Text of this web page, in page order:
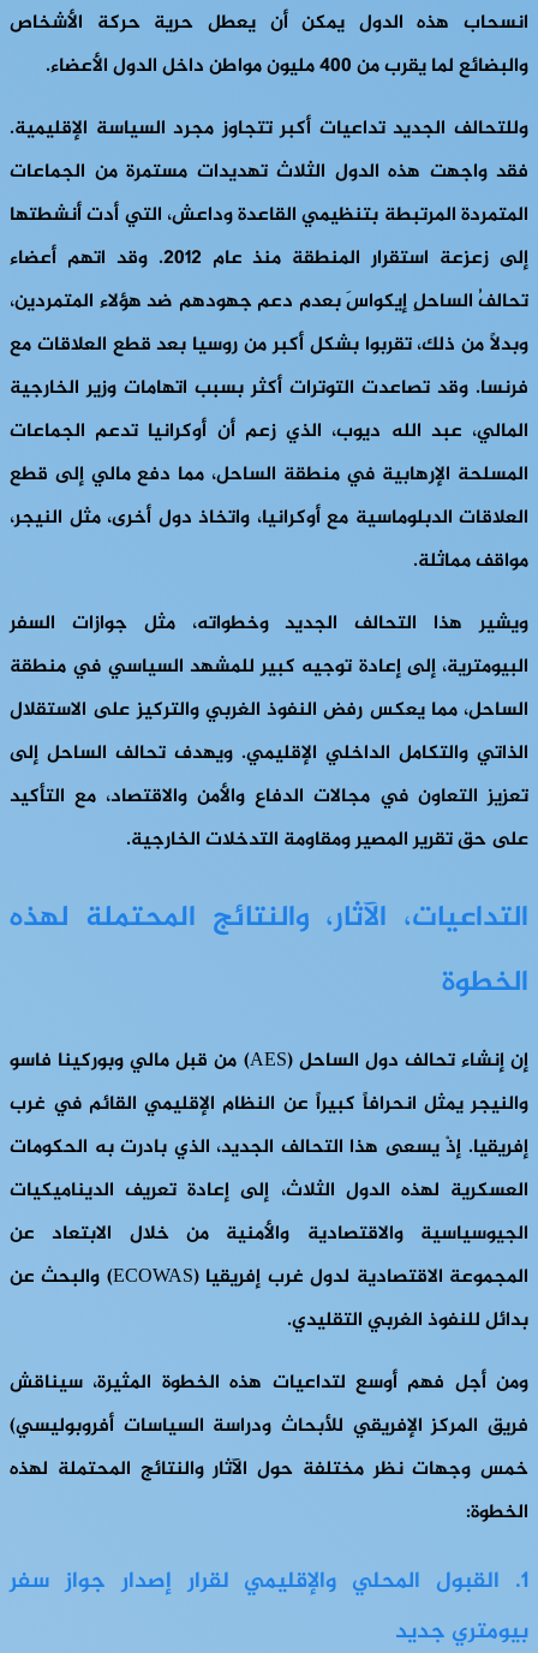
انسحاب هذه الدول يمكن أن يعطل حرية حركة الأشخاص
والبضائع لما يقرب من 400 مليون مواطن داخل الدول الأعضاء.
وللتحالف الجديد تداعيات أكبر تتجاوز مجرد السياسة الإقليمية.
فقد واجهت هذه الدول الثلاث تهديدات مستمرة من الجماعات
المتمردة المرتبطة بتنظيمي القاعدة وداعش، التي أدت أنشطتها
إلى زعزعة استقرار المنطقة منذ عام 2012. وقد اتهم أعضاء
تحالفُ الساحلِ إيكواسَ بعدم دعم جهودهم ضد هؤلاء المتمردين،
وبدلاً من ذلك، تقربوا بشكل أكبر من روسيا بعد قطع العلاقات مع
فرنسا. وقد تصاعدت التوترات أكثر بسبب اتهامات وزير الخارجية
المالي، عبد الله ديوب، الذي زعم أن أوكرانيا تدعم الجماعات
المسلحة الإرهابية في منطقة الساحل، مما دفع مالي إلى قطع
العلاقات الدبلوماسية مع أوكرانيا، واتخاذ دول أخرى، مثل النيجر،
مواقف مماثلة.
ويشير هذا التحالف الجديد وخطواته، مثل جوازات السفر
البيومترية، إلى إعادة توجيه كبير للمشهد السياسي في منطقة
الساحل، مما يعكس رفض النفوذ الغربي والتركيز على الاستقلال
الذاتي والتكامل الداخلي الإقليمي. ويهدف تحالف الساحل إلى
تعزيز التعاون في مجالات الدفاع والأمن والاقتصاد، مع التأكيد
على حق تقرير المصير ومقاومة التدخلات الخارجية.
التداعيات، الآثار، والنتائج المحتملة لهذه
الخطوة
إن إنشاء تحالف دول الساحل (AES) من قبل مالي وبوركينا فاسو
والنيجر يمثل انحرافاً كبيراً عن النظام الإقليمي القائم في غرب
إفريقيا. إذْ يسعى هذا التحالف الجديد، الذي بادرت به الحكومات
العسكرية لهذه الدول الثلاث، إلى إعادة تعريف الديناميكيات
الجيوسياسية والاقتصادية والأمنية من خلال الابتعاد عن
المجموعة الاقتصادية لدول غرب إفريقيا (ECOWAS) والبحث عن
بدائل للنفوذ الغربي التقليدي.
ومن أجل فهم أوسع لتداعيات هذه الخطوة المثيرة، سيناقش
فريق المركز الإفريقي للأبحاث ودراسة السياسات أفروبوليسي)
خمس وجهات نظر مختلفة حول الآثار والنتائج المحتملة لهذه
الخطوة:
1. القبول المحلي والإقليمي لقرار إصدار جواز سفر
بيومتري جديد